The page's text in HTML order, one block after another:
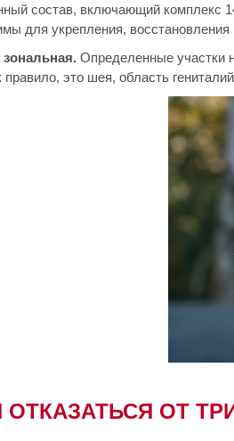
состав, включающий комплекс
для укрепления,
Определенные участки
правило, это шея, область
ОТКАЗАТЬСЯ ОТ